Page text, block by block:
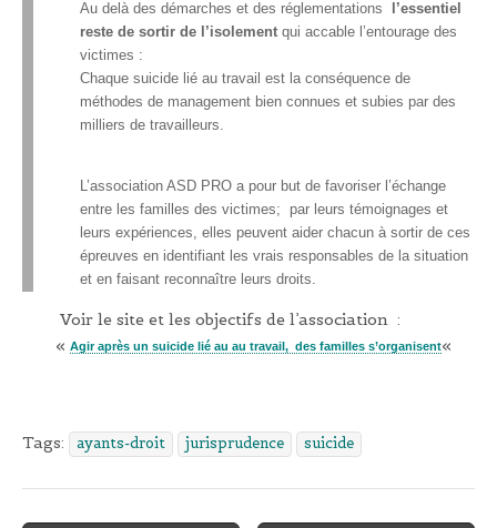
Au delà des démarches et des réglementations
l’essentiel
reste de sortir de l’isolement qui accable l’entourage des
victimes :
Chaque suicide lié au travail est la conséquence de
méthodes de management bien connues et subies par des
milliers de travailleurs.
L’association ASD PRO a pour but de favoriser l’échange
entre les familles des victimes; par leurs témoignages et
leurs expériences, elles peuvent aider chacun à sortir de ces
épreuves en identifiant les vrais responsables de la situation
et en faisant reconnaître leurs droits.
Voir le site et les objectifs de l’association :
« Agir après un suicide lié au au travail, des familles s’organisent«
Tags: ayants-droit jurisprudence suicide